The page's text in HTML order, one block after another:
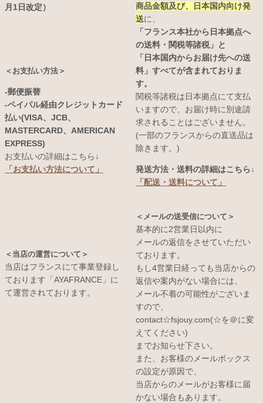
月1日改定）
＜お支払い方法＞
-郵便振替
-ペイパル経由クレジットカード
払い(VISA、JCB、
MASTERCARD、AMERICAN
EXPRESS)
お支払いの詳細はこちら↓
「お支払い方法について」
＜当店の運営について＞
当店はフランスにて事業登録し
ております「AYAFRANCE」に
て運営されております。
商品金額及び、日本国内向け発
送に、
「フランス本社から日本拠点へ
の送料・関税等諸税」と
「日本国内からお届け先への送
料」すべてが含まれておりま
す。
関税等諸税は日本拠点にて支払
いますので、お届け時に別途請
求されることはございません。
(一部のフランスからの直送品は
除きます。)
発送方法・送料の詳細はこちら↓
「配送・送料について」
＜メールの送受信について＞
基本的に2営業日以内に
メールの返信をさせていただい
ております。
もし4営業日経っても当店からの
返信や案内がない場合には、
メール不着の可能性がございま
すので、
contact☆fsjouy.com(☆を＠に変
えてください)
までお知らせ下さい。
また、お客様のメールボックス
の設定が原因で、
当店からのメールがお客様に届
かない場合もあります。